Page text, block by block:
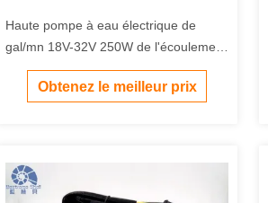
Haute pompe à eau électrique de
gal/mn 18V-32V 250W de l'écoulement
26 pour le système de tuyau de
réservoir d'eau
Obtenez le meilleur prix